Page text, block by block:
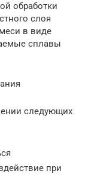
обработки
слоя
в виде
сплавы
следующих
при